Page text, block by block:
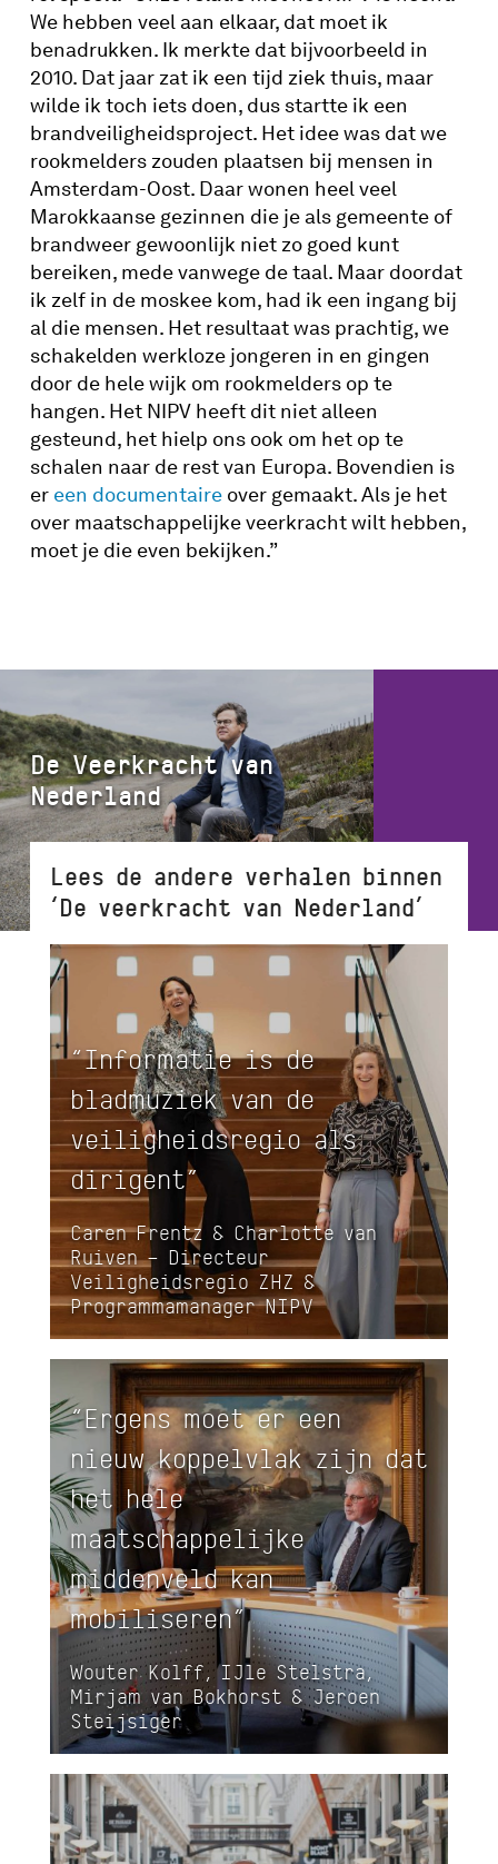
We hebben veel aan elkaar, dat moet ik
benadrukken. Ik merkte dat bijvoorbeeld in
2010. Dat jaar zat ik een tijd ziek thuis, maar
wilde ik toch iets doen, dus startte ik een
brandveiligheidsproject. Het idee was dat we
rookmelders zouden plaatsen bij mensen in
Amsterdam-Oost. Daar wonen heel veel
Marokkaanse gezinnen die je als gemeente of
brandweer gewoonlijk niet zo goed kunt
bereiken, mede vanwege de taal. Maar doordat
ik zelf in de moskee kom, had ik een ingang bij
al die mensen. Het resultaat was prachtig, we
schakelden werkloze jongeren in en gingen
door de hele wijk om rookmelders op te
hangen. Het NIPV heeft dit niet alleen
gesteund, het hielp ons ook om het op te
schalen naar de rest van Europa. Bovendien is
er een documentaire over gemaakt. Als je het
over maatschappelijke veerkracht wilt hebben,
moet je die even bekijken.”
De Veerkracht van
Nederland
Lees de andere verhalen binnen
‘De veerkracht van Nederland’
“Informatie is de
bladmuziek van de
veiligheidsregio als
dirigent”
Caren Frentz & Charlotte van
Ruiven – Directeur
Veiligheidsregio ZHZ &
Programmamanager NIPV
“Ergens moet er een
nieuw koppelvlak zijn dat
het hele
maatschappelijke
middenveld kan
mobiliseren”
Wouter Kolff, IJle Stelstra,
Mirjam van Bokhorst & Jeroen
Steijsiger